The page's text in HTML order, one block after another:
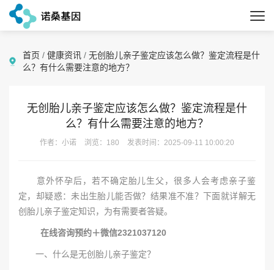
首页 / 健康资讯 / 无创胎儿亲子鉴定应该怎么做？鉴定流程是什
么？有什么需要注意的地方？
无创胎儿亲子鉴定应该怎么做？鉴定流程是什
么？有什么需要注意的地方？
作者：小诺 浏览：180 发表时间：2025-09-11 10:00:20
意外怀孕后，若不确定胎儿生父，很多人会考虑亲子鉴
定，却疑惑：未出生胎儿能否做？结果准不准？下面就详解无
创胎儿亲子鉴定知识，为有需要者答疑。
在线咨询预约＋微信2321037120
一、什么是无创胎儿亲子鉴定？